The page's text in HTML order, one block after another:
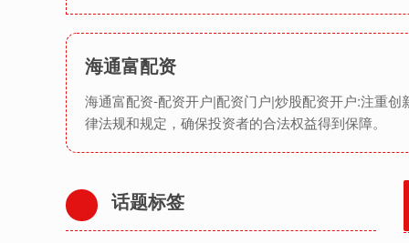
海通富配资
海通富配资-配资开户|配资门户|炒股配资开户:注重
律法规和规定，确保投资者的合法权益得到保障。
话题标签